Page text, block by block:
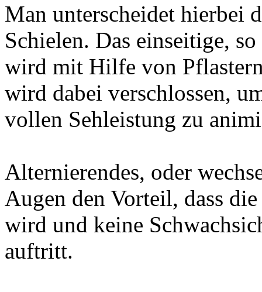
Man unterscheidet hierbei
Schielen. Das einseitige,
wird mit Hilfe von
wird dabei verschlossen,
vollen Sehleistung zu
Alternierendes, oder
Augen den Vorteil, dass
wird und keine
auftritt.